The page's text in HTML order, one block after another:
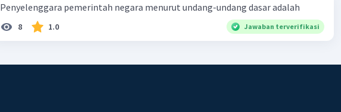
Penyelenggara pemerintah negara menurut undang-undang dasar adalah
8 1.0 Jawaban terverifikasi